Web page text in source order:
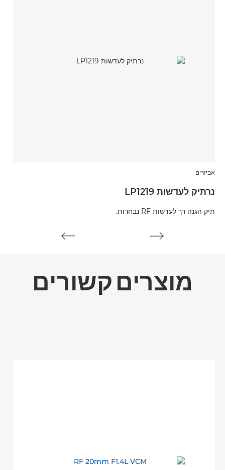
אביזרים
נרתיק לעדשות LP1219
תיק הגנה רך לעדשות RF נבחרות.
מוצרים קשורים